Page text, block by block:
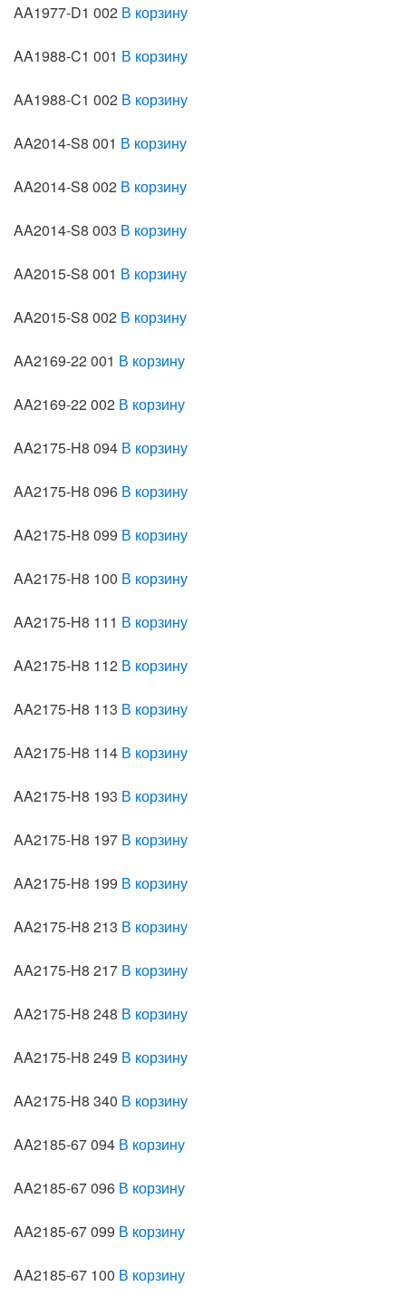
AA1977-D1 002 В корзину
AA1988-C1 001 В корзину
AA1988-C1 002 В корзину
AA2014-S8 001 В корзину
AA2014-S8 002 В корзину
AA2014-S8 003 В корзину
AA2015-S8 001 В корзину
AA2015-S8 002 В корзину
AA2169-22 001 В корзину
AA2169-22 002 В корзину
AA2175-H8 094 В корзину
AA2175-H8 096 В корзину
AA2175-H8 099 В корзину
AA2175-H8 100 В корзину
AA2175-H8 111 В корзину
AA2175-H8 112 В корзину
AA2175-H8 113 В корзину
AA2175-H8 114 В корзину
AA2175-H8 193 В корзину
AA2175-H8 197 В корзину
AA2175-H8 199 В корзину
AA2175-H8 213 В корзину
AA2175-H8 217 В корзину
AA2175-H8 248 В корзину
AA2175-H8 249 В корзину
AA2175-H8 340 В корзину
AA2185-67 094 В корзину
AA2185-67 096 В корзину
AA2185-67 099 В корзину
AA2185-67 100 В корзину